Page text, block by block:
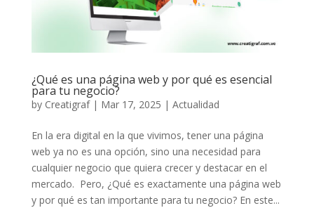
¿Qué es una página web y por qué es esencial
para tu negocio?
by Creatigraf| Mar 17, 2025 | Actualidad
En la era digital en la que vivimos, tener una página
web ya no es una opción, sino una necesidad para
cualquier negocio que quiera crecer y destacar en el
mercado. Pero, ¿Qué es exactamente una página web
y por qué es tan importante para tu negocio? En este...